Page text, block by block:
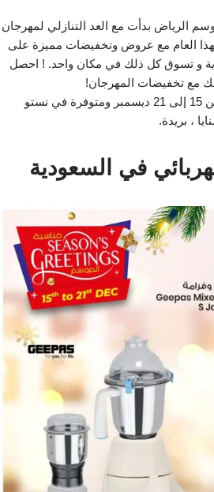
الرياض بدأت مع العد التنازلي لمهرجان
لهذا العام مع عروض وتخفيضات مميزة على
و تسوق كل ذلك في مكان واحد. ! احصل
مع تخفيضات المهرجان!
تسري عروض نستو الرياض من 15 إلى 21 ديسمبر ومتوفرة في نستو
، بريدة.
في السعودية